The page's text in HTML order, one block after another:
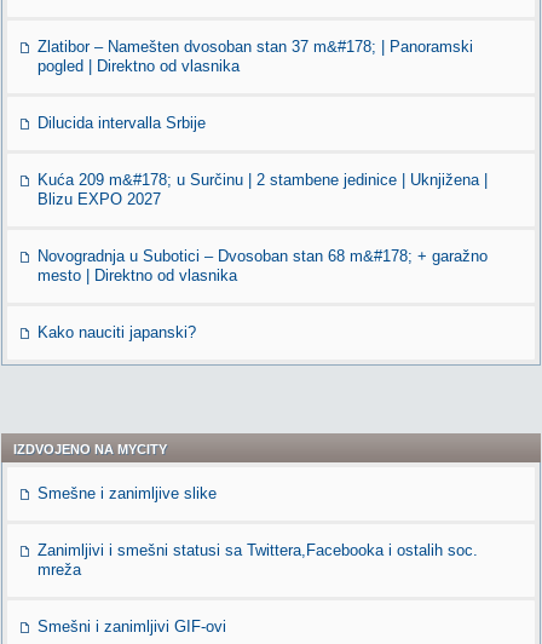
Zlatibor – Namešten dvosoban stan 37 m&#178; | Panoramski
pogled | Direktno od vlasnika
Dilucida intervalla Srbije
Kuća 209 m&#178; u Surčinu | 2 stambene jedinice | Uknjižena |
Blizu EXPO 2027
Novogradnja u Subotici – Dvosoban stan 68 m&#178; + garažno
mesto | Direktno od vlasnika
Kako nauciti japanski?
IZDVOJENO NA MYCITY
Smešne i zanimljive slike
Zanimljivi i smešni statusi sa Twittera,Facebooka i ostalih soc.
mreža
Smešni i zanimljivi GIF-ovi